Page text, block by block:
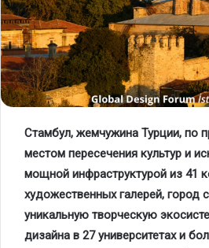
Стамбул, жемчужина Турции, по
местом пересечения культур и
мощной инфраструктурой из 41
художественных галерей, город
уникальную творческую
дизайна в 27 университетах и